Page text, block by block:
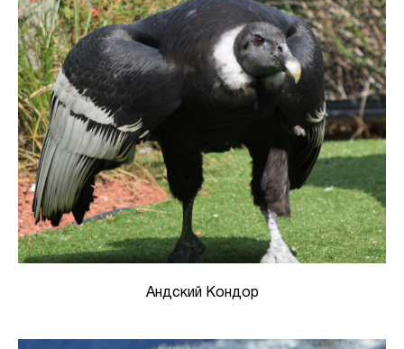
Андский Кондор